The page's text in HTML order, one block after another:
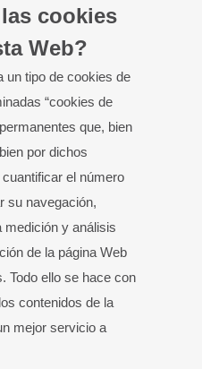
cookies
Web?
un tipo de cookies de
“cookies de
que, bien
por dichos
el número
su navegación,
medición y análisis
de la página Web
Todo ello se hace con
contenidos de la
mejor servicio a